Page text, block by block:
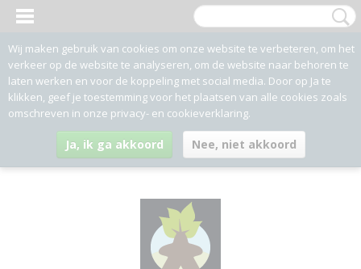
Wij maken gebruik van cookies om onze website te verbeteren, om het
verkeer op de website te analyseren, om de website naar behoren te
laten werken en voor de koppeling met social media. Door op Ja te
klikken, geef je toestemming voor het plaatsen van alle cookies zoals
omschreven in onze privacy- en cookieverklaring.
Ja, ik ga akkoord Nee, niet akkoord